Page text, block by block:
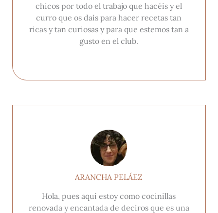
chicos por todo el trabajo que hacéis y el
curro que os dais para hacer recetas tan
ricas y tan curiosas y para que estemos tan a
gusto en el club.
ARANCHA PELÁEZ
Hola, pues aquí estoy como cocinillas
renovada y encantada de deciros que es una